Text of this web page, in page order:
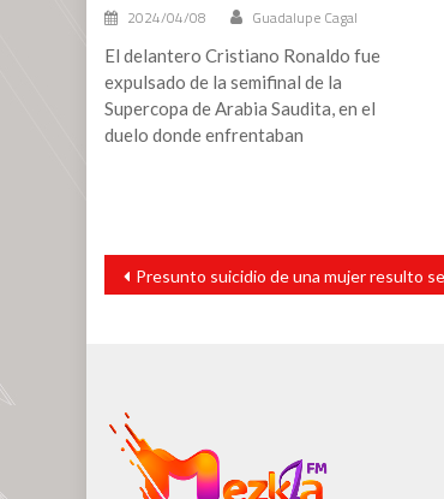
2024/04/08 Guadalupe Cagal
El delantero Cristiano Ronaldo fue
expulsado de la semifinal de la
Supercopa de Arabia Saudita, en el
duelo donde enfrentaban
Navegación
entradas
Presunto suicidio de una mujer resulto ser